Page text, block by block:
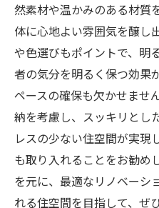
然素材や温かみのある材質
体に心地よい雰囲気を醸し
や色選びもポイントで、明
者の気分を明るく保つ効果
ペースの確保も欠かせませ
納を考慮し、スッキリとし
レスの少ない住空間が実現
も取り入れることをお勧め
を元に、最適なリノベーシ
れる住空間を目指して、ぜ